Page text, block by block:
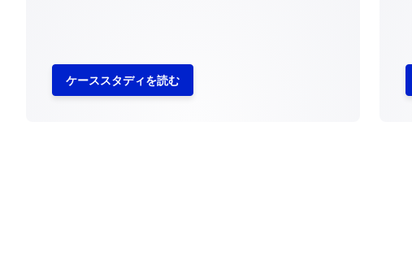
ケーススタディを読む